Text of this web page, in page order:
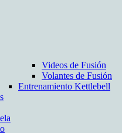
Videos de Fusión
Volantes de Fusión
Entrenamiento Kettlebell